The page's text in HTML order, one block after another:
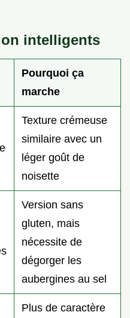
intelligents
Pourquoi ça
marche
Texture crémeuse
similaire avec un
léger goût de
noisette
Version sans
gluten, mais
nécessite de
dégorger les
aubergines au sel
Plus de caractère